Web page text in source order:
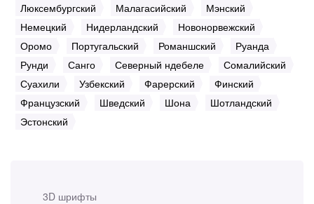
3D шрифты
Люксембургский
Малагасийский
Мэнский
Немецкий
Нидерландский
Новонорвежский
Оромо
Португальский Романшский
Руанда
Рунди
Санго Северный ндебеле
Сомалийский
Суахили
Узбекский Фарерский
Финский
Французский
Шведский Шона
Шотландский
Эстонский